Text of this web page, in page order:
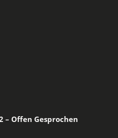
– Offen Gesprochen